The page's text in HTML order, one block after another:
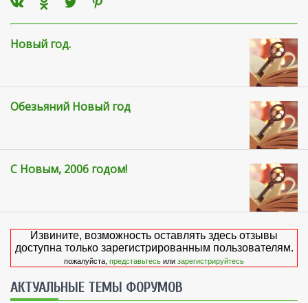
Новый год.
Обезьяний Новый год
С Новым, 2006 годом!
Извините, возможность оставлять здесь отзывы
доступна только зарегистрированным пользователям.
пожалуйста, представьтесь или зарегистрируйтесь
AКТУАЛЬНЫЕ ТЕМЫ ФОРУМОВ